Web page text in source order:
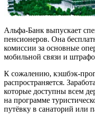
Альфа-Банк выпускает
пенсионеров. Она
комиссии за основные
мобильной связи и
К сожалению, кэшбэк-
распространяется.
которые доступны всем
на программе
путёвку в санаторий или